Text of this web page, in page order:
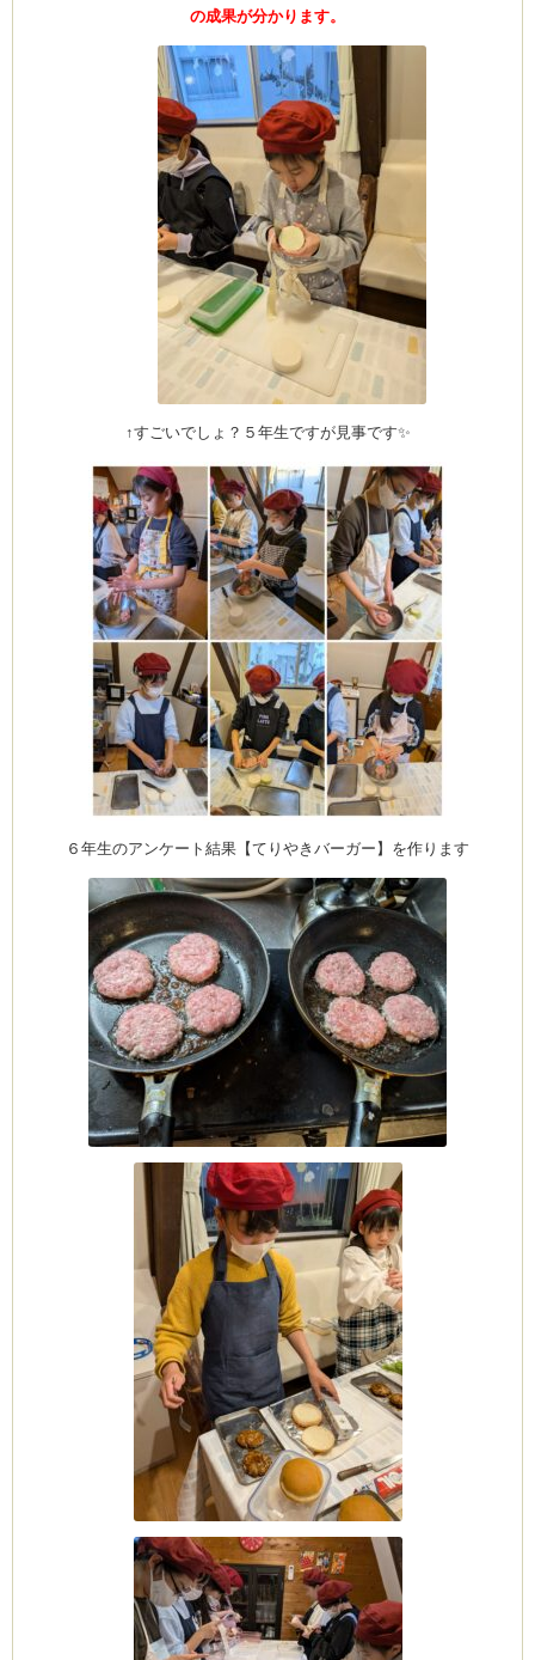
の成果が分かります。
↑すごいでしょ？５年生ですが見事です✨
６年生のアンケート結果【てりやきバーガー】を作ります